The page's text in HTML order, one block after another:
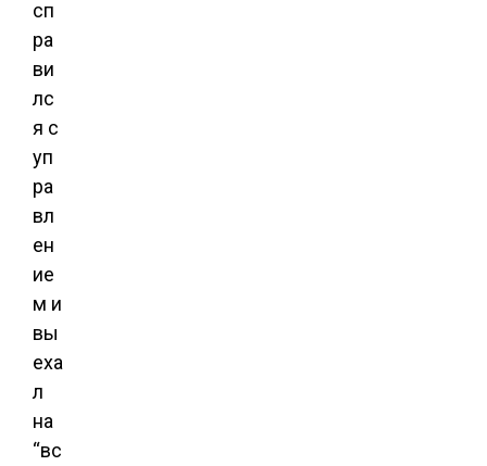
сп
ра
ви
лс
я с
уп
ра
вл
ен
ие
м и
вы
еха
л
на
“вс